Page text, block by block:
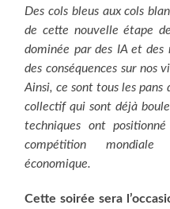
Des cols bleus aux cols
de cette nouvelle étape
dominée par des IA et
des consé­quences sur nos
Ainsi, ce sont tous les
collectif qui sont déjà
techniques ont
compétition
économique.
Cette soirée sera